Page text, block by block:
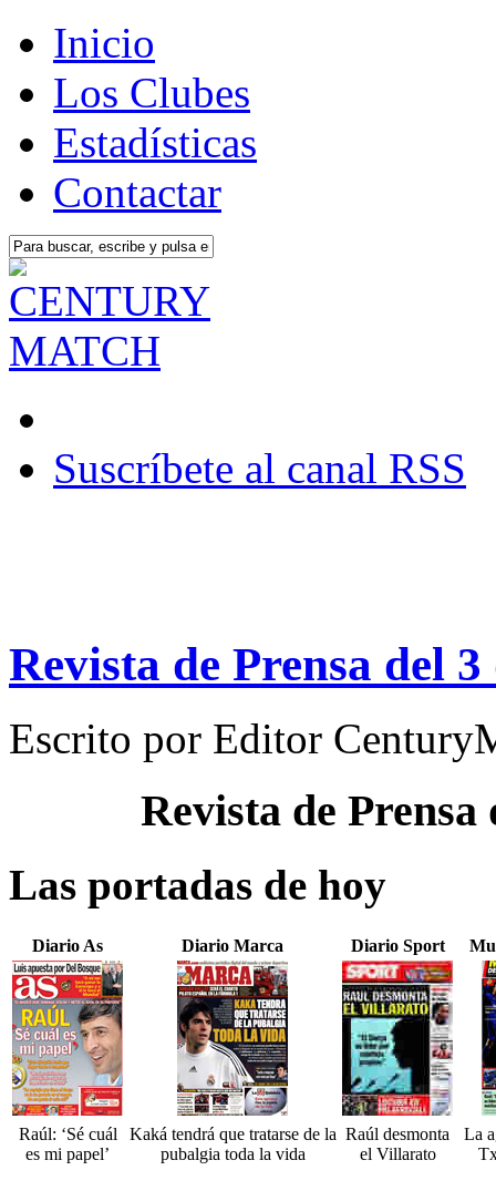
Inicio
Los Clubes
Estadísticas
Contactar
Suscríbete al canal RSS
Revista de Prensa del
Escrito por Editor
Revista de
Las portadas de hoy
Diario As Diario Marca Diario Sport
Raúl: ‘Sé cuál
es mi papel’
Kaká tendrá que tratarse de la
pubalgia toda la vida
Raúl desmonta
el Villarato
La